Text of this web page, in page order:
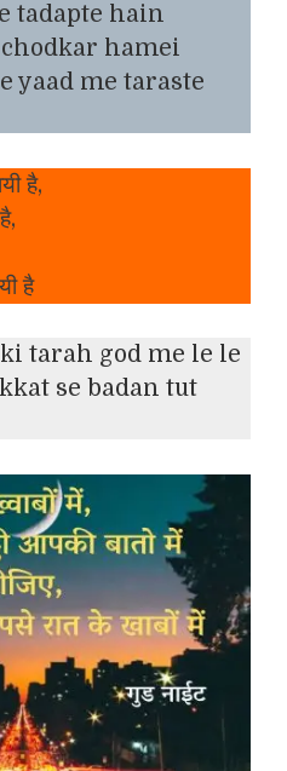
tadapte hain
hamei
yaad me taraste
है,
है
tarah god me le le
se badan tut